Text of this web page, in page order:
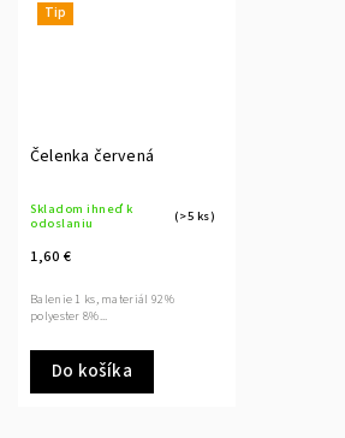
Tip
Čelenka červená
Skladom ihneď k
odoslaniu
(>5 ks)
1,60 €
Do košíka
Balenie 1 ks, materiál 92%
polyester 8%...